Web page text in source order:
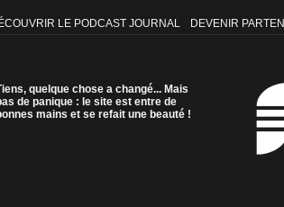
LE PODCAST JOURNAL DEVENIR
quelque chose a changé... Mais
de panique : le site est entre de
mains et se refait une beauté !